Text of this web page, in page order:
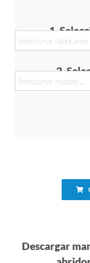
1.
2.
Descargar